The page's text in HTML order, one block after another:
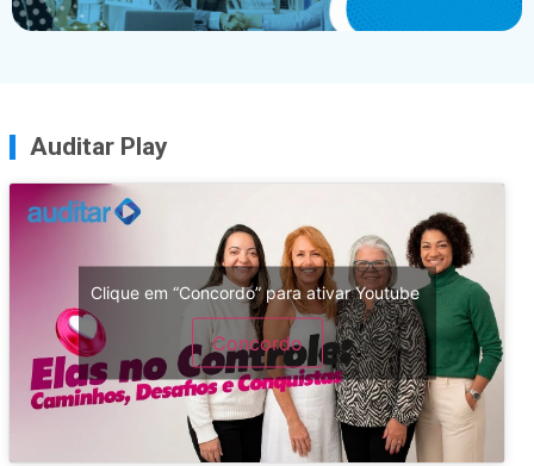
Auditar Play
Clique em “Concordo” para ativar Youtube
Concordo